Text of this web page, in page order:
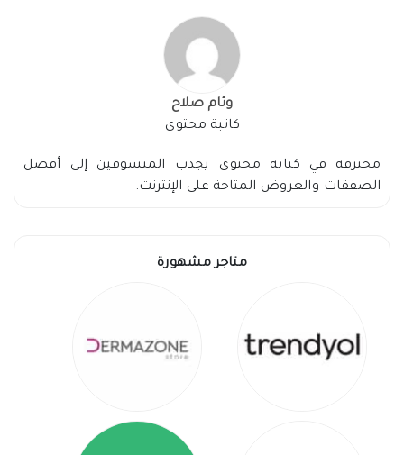
وئام صلاح
كاتبة محتوى
محترفة في كتابة محتوى يجذب المتسوقين إلى أفضل
الصفقات والعروض المتاحة على الإنترنت.
متاجر مشهورة